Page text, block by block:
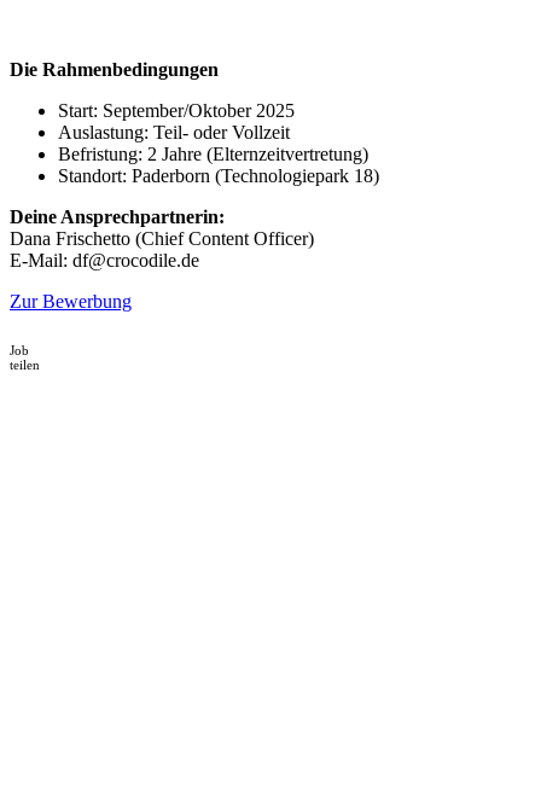
Die Rahmenbedingungen
Start: September/Oktober 2025
Auslastung: Teil- oder Vollzeit
Befristung: 2 Jahre (Elternzeitvertretung)
Standort: Paderborn (Technologiepark 18)
Deine Ansprechpartnerin:
Dana Frischetto (Chief Content Officer)
E-Mail: df@crocodile.de
Zur Bewerbung
Job
teilen